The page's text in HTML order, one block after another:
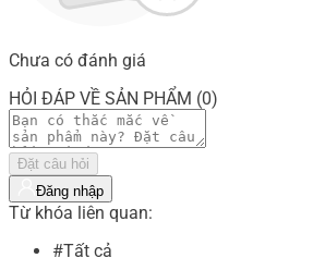
Chưa có đánh giá
HỎI ĐÁP VỀ SẢN PHẨM (0)
Đặt câu hỏi
Đăng nhập
Từ khóa liên quan:
#Tất cả